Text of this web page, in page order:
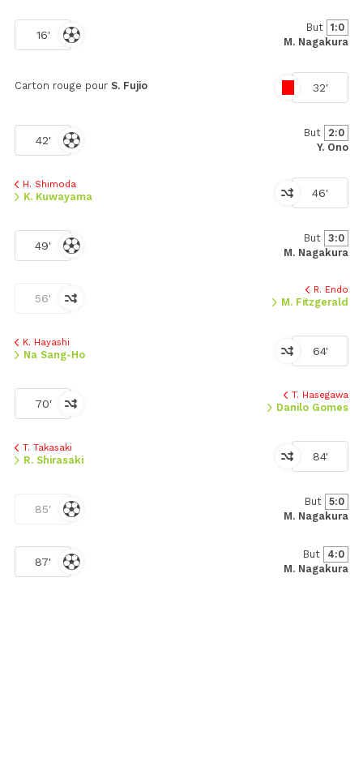
16'
But 1:0
M. Nagakura
32'
Carton rouge pour S. Fujio
42'
But 2:0
Y. Ono
46'
H. Shimoda
K. Kuwayama
49'
But 3:0
M. Nagakura
56'
R. Endo
M. Fitzgerald
64'
K. Hayashi
Na Sang-Ho
70'
T. Hasegawa
Danilo Gomes
84'
T. Takasaki
R. Shirasaki
85'
But 5:0
M. Nagakura
87'
But
4:0
M. Nagakura